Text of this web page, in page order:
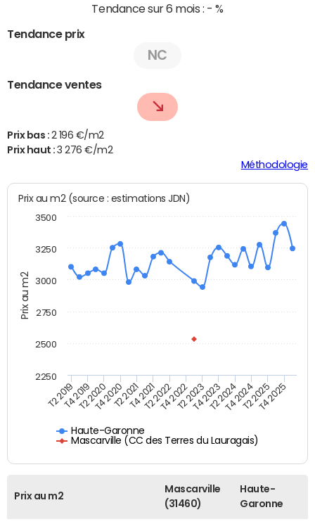
Tendance sur 6 mois : - %
Tendance prix
NC
Tendance ventes
Prix bas : 2 196 €/m2
Prix haut :3 276 €/m2
Méthodologie
Prix au m2
Prix au m2 (source : estimations JDN)
Haute-Garonne
Mascarville (CC des Terres du Lauragais)
T2 2019T4 2019T2 2020T4 2020T2 2021T4 2021T2 2022T4 2022T2 2023T4 2023T2 2024T4 2024T2 2025T4 2025
2250
2500
2750
3000
3250
3500
Prix au m2
Mascarville
(31460)
Haute-
Garonne